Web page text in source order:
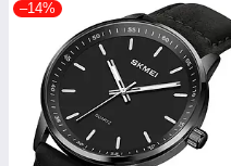
–14%